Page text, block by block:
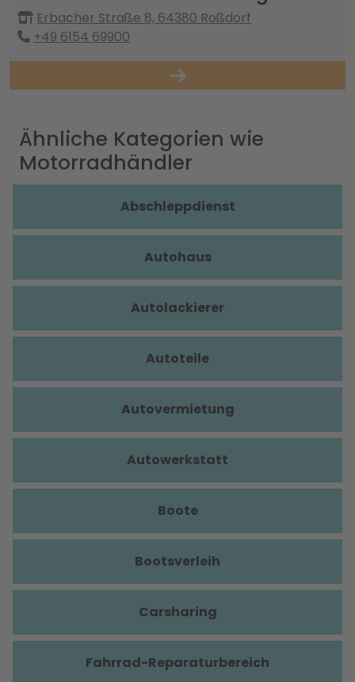
Erbacher Straße 8, 64380 Roßdorf
+49 6154 69900
Ähnliche Kategorien wie
Motorradhändler
Abschleppdienst
Autohaus
Autolackierer
Autoteile
Autovermietung
Autowerkstatt
Boote
Bootsverleih
Carsharing
Fahrrad-Reparaturbereich